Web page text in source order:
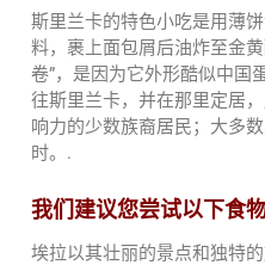
斯里兰卡的特色小吃是用薄
料，裹上面包屑后油炸至金
卷”，是因为它外形酷似中国
往斯里兰卡，并在那里定居
响力的少数族裔居民；大多
时。.
我们建议您尝试以下食物
埃拉以其壮丽的景点和独特